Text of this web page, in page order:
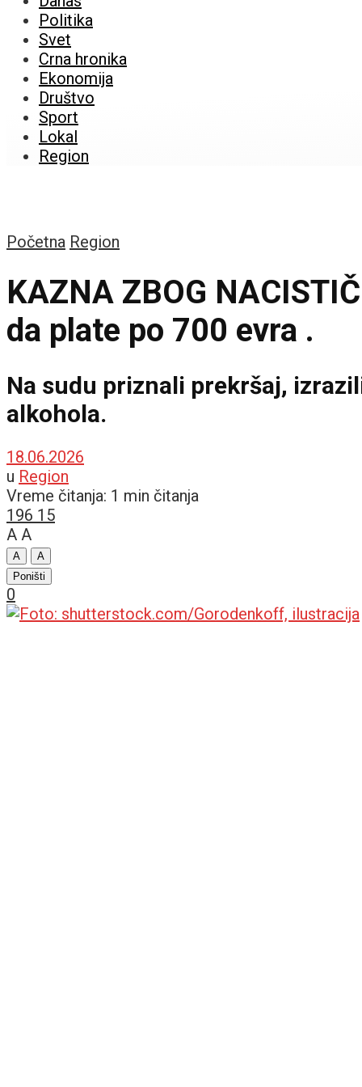
Politika
Svet
Crna hronika
Ekonomija
Društvo
Sport
Lokal
Region
Početna Region
KAZNA ZBOG
da plate po 700 evra .
Na sudu priznali prekršaj,
alkohola.
18.06.2026
u Region
Vreme čitanja: 1 min čitanja
196 15
A A
A
A
Poništi
0